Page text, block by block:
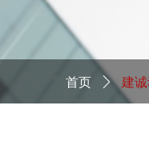
首页 ꄲ
建